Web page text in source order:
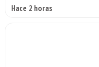
Hace 2 horas